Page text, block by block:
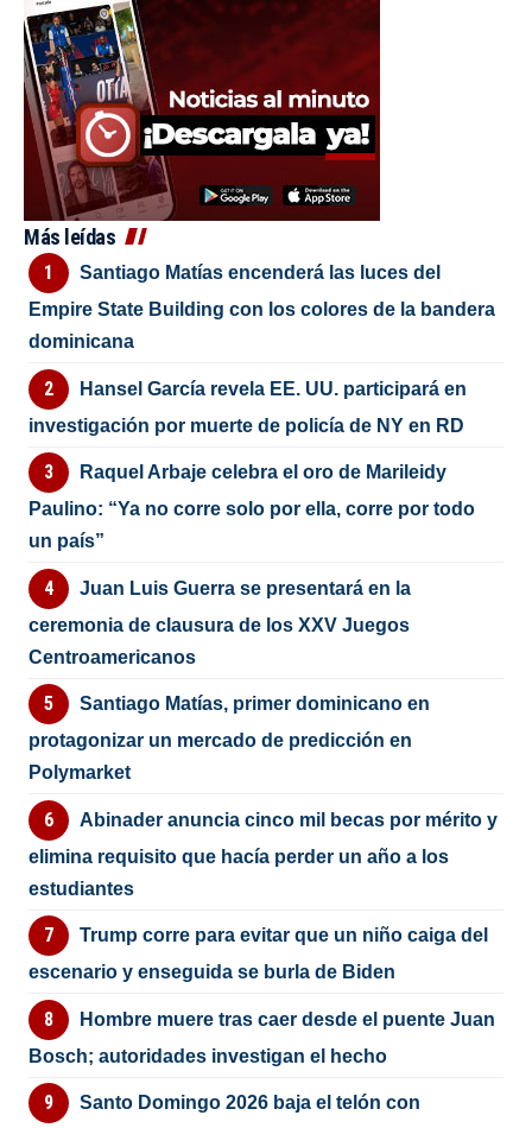
Más leídas
Santiago Matías encenderá las luces del
Empire State Building con los colores de la bandera
dominicana
Hansel García revela EE. UU. participará en
investigación por muerte de policía de NY en RD
Raquel Arbaje celebra el oro de Marileidy
Paulino: “Ya no corre solo por ella, corre por todo
un país”
Juan Luis Guerra se presentará en la
ceremonia de clausura de los XXV Juegos
Centroamericanos
Santiago Matías, primer dominicano en
protagonizar un mercado de predicción en
Polymarket
Abinader anuncia cinco mil becas por mérito y
elimina requisito que hacía perder un año a los
estudiantes
Trump corre para evitar que un niño caiga del
escenario y enseguida se burla de Biden
Hombre muere tras caer desde el puente Juan
Bosch; autoridades investigan el hecho
Santo Domingo 2026 baja el telón con